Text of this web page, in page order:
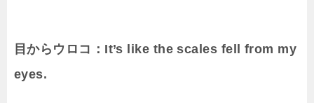
目からウロコ：It’s like the scales fell from my
eyes.